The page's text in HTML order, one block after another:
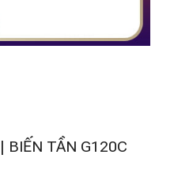
BIẾN TẦN G120C